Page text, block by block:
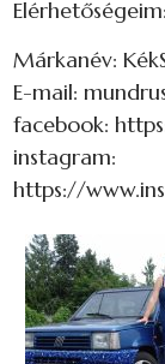
Elérhetőségeim:
Márkanév:
E-mail:
facebook:
instagram:
https://